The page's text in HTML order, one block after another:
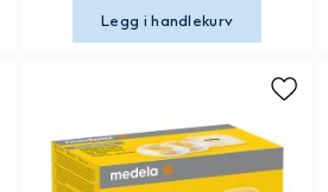
Legg i handlekurv